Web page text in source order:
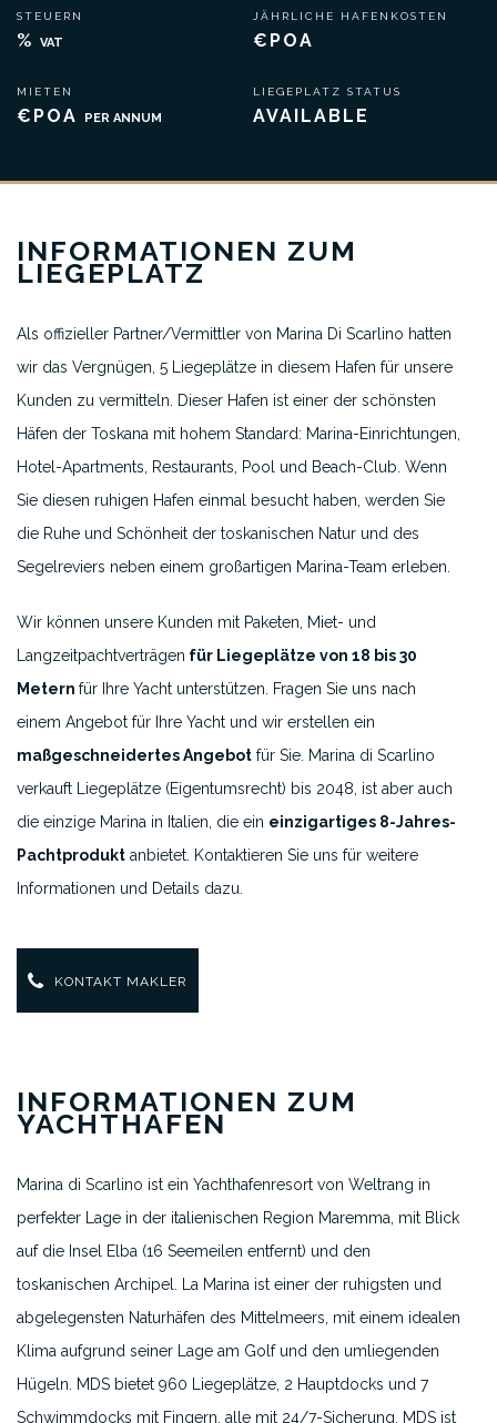
STEUERN
% VAT
MIETEN
€POA PER ANNUM
JÄHRLICHE HAFENKOSTEN
€POA
LIEGEPLATZ STATUS
AVAILABLE
INFORMATIONEN ZUM
LIEGEPLATZ
Als offizieller Partner/Vermittler von Marina Di Scarlino hatten
wir das Vergnügen, 5 Liegeplätze in diesem Hafen für unsere
Kunden zu vermitteln. Dieser Hafen ist einer der schönsten
Häfen der Toskana mit hohem Standard: Marina-Einrichtungen,
Hotel-Apartments, Restaurants, Pool und Beach-Club. Wenn
Sie diesen ruhigen Hafen einmal besucht haben, werden Sie
die Ruhe und Schönheit der toskanischen Natur und des
Segelreviers neben einem großartigen Marina-Team erleben.
Wir können unsere Kunden mit Paketen, Miet- und
Langzeitpachtverträgen für Liegeplätze von 18 bis 30
Metern für Ihre Yacht unterstützen. Fragen Sie uns nach
einem Angebot für Ihre Yacht und wir erstellen ein
maßgeschneidertes Angebot für Sie. Marina di Scarlino
verkauft Liegeplätze (Eigentumsrecht) bis 2048, ist aber auch
die einzige Marina in Italien, die ein einzigartiges 8-Jahres-
Pachtprodukt anbietet. Kontaktieren Sie uns für weitere
Informationen und Details dazu.
KONTAKT MAKLER
INFORMATIONEN ZUM
YACHTHAFEN
Marina di Scarlino ist ein Yachthafenresort von Weltrang in
perfekter Lage in der italienischen Region Maremma, mit Blick
auf die Insel Elba (16 Seemeilen entfernt) und den
toskanischen Archipel. La Marina ist einer der ruhigsten und
abgelegensten Naturhäfen des Mittelmeers, mit einem idealen
Klima aufgrund seiner Lage am Golf und den umliegenden
Hügeln. MDS bietet 960 Liegeplätze, 2 Hauptdocks und 7
Schwimmdocks mit Fingern, alle mit 24/7-Sicherung. MDS ist